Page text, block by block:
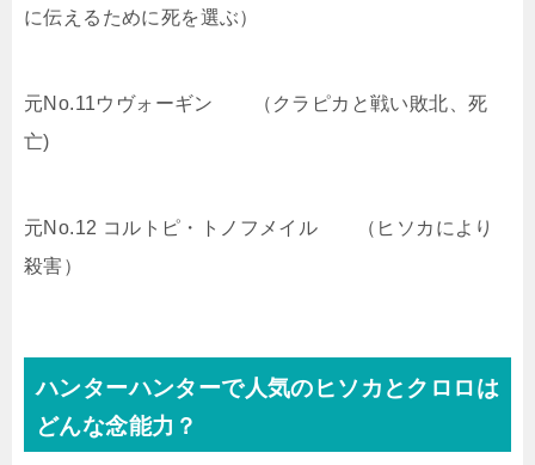
に伝えるために死を選ぶ）
元No.11ウヴォーギン （クラピカと戦い敗北、死
亡)
元No.12 コルトピ・トノフメイル （ヒソカにより
殺害）
ハンターハンターで人気のヒソカとクロロは
どんな念能力？